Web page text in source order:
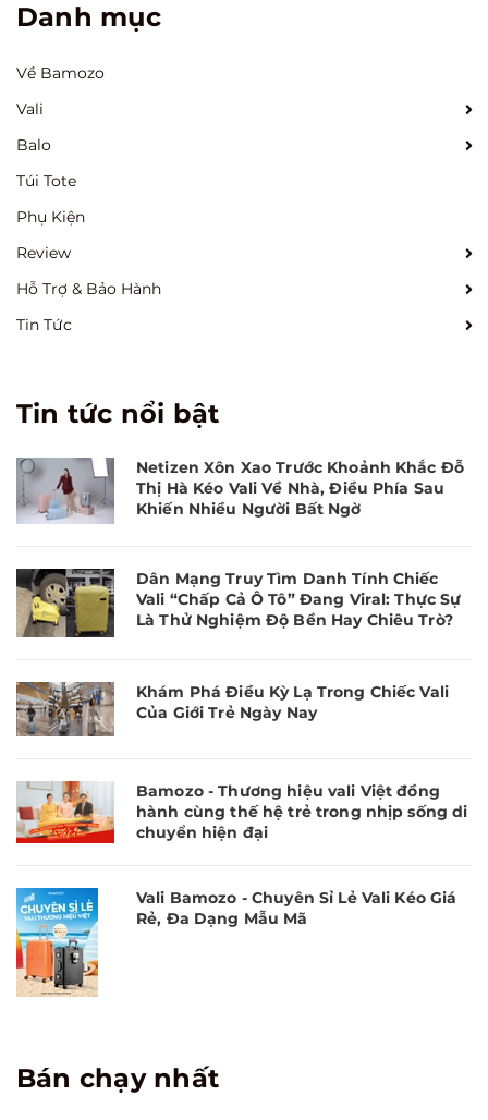
Danh mục
Về Bamozo
Vali
Balo
Túi Tote
Phụ Kiện
Review
Hỗ Trợ & Bảo Hành
Tin Tức
Tin tức nổi bật
Netizen Xôn Xao Trước Khoảnh Khắc Đỗ
Thị Hà Kéo Vali Về Nhà, Điều Phía Sau
Khiến Nhiều Người Bất Ngờ
Dân Mạng Truy Tìm Danh Tính Chiếc
Vali “Chấp Cả Ô Tô” Đang Viral: Thực Sự
Là Thử Nghiệm Độ Bền Hay Chiêu Trò?
Khám Phá Điều Kỳ Lạ Trong Chiếc Vali
Của Giới Trẻ Ngày Nay
Bamozo - Thương hiệu vali Việt đồng
hành cùng thế hệ trẻ trong nhịp sống di
chuyển hiện đại
Vali Bamozo - Chuyên Sỉ Lẻ Vali Kéo Giá
Rẻ, Đa Dạng Mẫu Mã
Bán chạy nhất